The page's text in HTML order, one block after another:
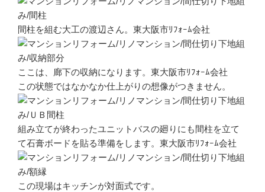
間柱を組む大工の渡辺さん。東大阪市ﾘﾌｫｰﾑ会社
ここは、廊下の収納になります。東大阪市ﾘﾌｫｰﾑ会社
この状態ではなかなか仕上がりの想像がつきません。
組み立てが終わったユニットバスの廻りにも間柱を立て
て石膏ボードを貼る準備をします。東大阪市ﾘﾌｫｰﾑ会社
この現場はキッチンが対面式です。